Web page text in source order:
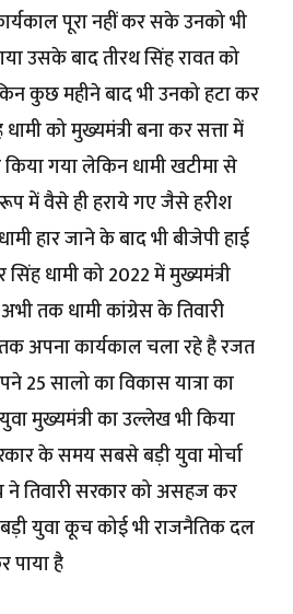
पूरा नहीं कर सके उनको भी
उसके बाद तीरथ सिंह रावत को
कुछ महीने बाद भी उनको हटा कर
को मुख्यमंत्री बना कर सत्ता में
किया गया लेकिन धामी खटीमा से
में वैसे ही हराये गए जैसे हरीश
हार जाने के बाद भी बीजेपी हाई
धामी को 2022 में मुख्यमंत्री
तक धामी कांग्रेस के तिवारी
अपना कार्यकाल चला रहे है रजत
25 सालो का विकास यात्रा का
मुख्यमंत्री का उल्लेख भी किया
के समय सबसे बड़ी युवा मोर्चा
तिवारी सरकार को असहज कर
युवा कूच कोई भी राजनैतिक दल
पाया है